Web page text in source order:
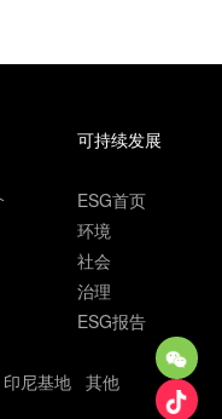
可持续发展
ESG首页
环境
社会
治理
ESG报告
印尼基地
其他